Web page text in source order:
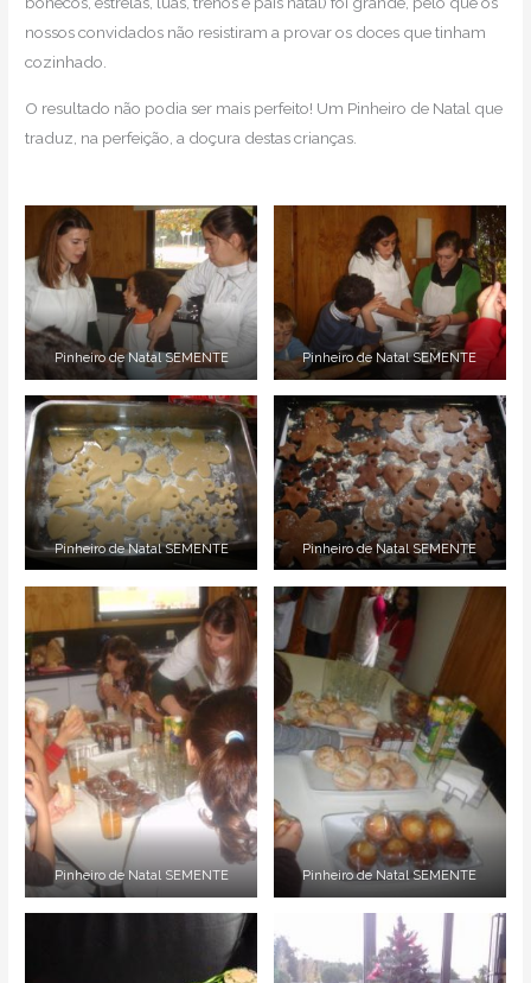
nossos convidados não resistiram a provar os doces que tinham
cozinhado.
O resultado não podia ser mais perfeito! Um Pinheiro de Natal que
traduz, na perfeição, a doçura destas crianças.
Pinheiro de Natal SEMENTE Pinheiro de Natal SEMENTE
Pinheiro de Natal SEMENTE Pinheiro de Natal SEMENTE
Pinheiro de Natal SEMENTE Pinheiro de Natal SEMENTE